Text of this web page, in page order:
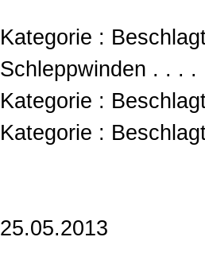
Kategorie :
Schleppwinden . . . .
Kategorie :
Kategorie :
25.05.2013